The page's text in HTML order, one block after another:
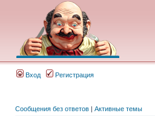
Вход Регистрация
Сообщения без ответов | Активные темы